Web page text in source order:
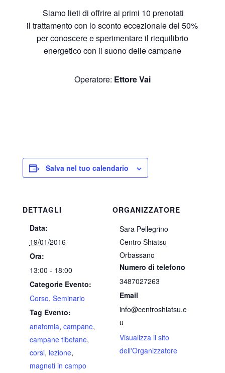
Siamo lieti di offrire ai primi 10 prenotati
il trattamento con lo sconto eccezionale del 50%
per conoscere e sperimentare il riequilibrio
energetico con il suono delle campane
Operatore: Ettore Vai
Salva nel tuo calendario
DETTAGLI
Data:
19/01/2016
Ora:
13:00 - 18:00
Categorie Evento:
Corso, Seminario
Tag Evento:
anatomia, campane,
campane tibetane,
corsi, lezione,
magneti in campo
ORGANIZZATORE
Sara Pellegrino
Centro Shiatsu
Orbassano
Numero di telefono
3487027263
Email
info@centroshiatsu.e
u
Visualizza il sito
dell'Organizzatore